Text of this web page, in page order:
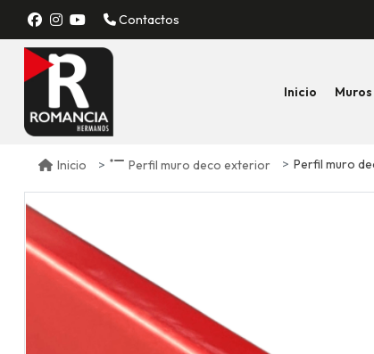
Contactos
Inicio Muros
Inicio Perfil muro deco exterior Perfil muro